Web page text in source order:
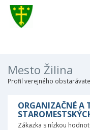
Mesto Žilina
Profil verejného
ORGANIZAČNÉ A
Zákazka s nízkou